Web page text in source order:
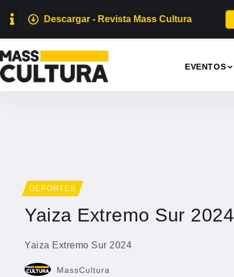
Descargar - Revista Mass Cultura
EVENTOS
DEPORTES
Yaiza Extremo Sur 2024
Yaiza Extremo Sur 2024
MassCultura